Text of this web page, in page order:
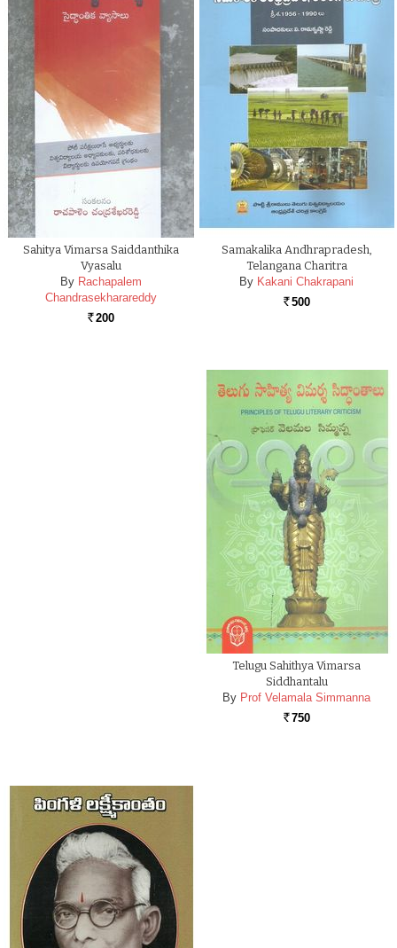
Sahitya Vimarsa Saiddanthika
Vyasalu
By Rachapalem
Chandrasekharareddy
Rs. 200
Samakalika Andhrapradesh,
Telangana Charitra
By Kakani Chakrapani
Rs. 500
Telugu Sahithya Vimarsa
Siddhantalu
By Prof Velamala Simmanna
Rs. 750